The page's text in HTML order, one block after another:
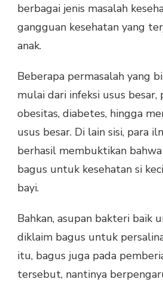
berbagai jenis masalah
gangguan kesehatan yang
anak.
Beberapa permasalah yang
mulai dari infeksi usus besar,
obesitas, diabetes, hingga
usus besar. Di lain sisi, para
berhasil membuktikan
bagus untuk kesehatan si
bayi.
Bahkan, asupan bakteri baik
diklaim bagus untuk
itu, bagus juga pada
tersebut, nantinya